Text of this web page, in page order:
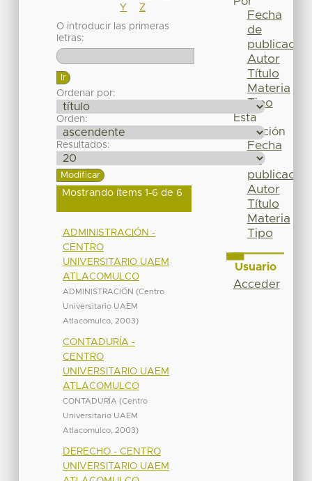
Y
Z
O introducir las primeras
letras:
Ordenar por:
Orden:
Resultados:
Mostrando ítems 1-6 de 6
ADMINISTRACIÓN -
CENTRO
UNIVERSITARIO UAEM
ATLACOMULCO
ADMINISTRACIÓN (Centro
Universitario UAEM
Atlacomulco, 2003)
CONTADURÍA -
CENTRO
UNIVERSITARIO UAEM
ATLACOMULCO
CONTADURÍA (Centro
Universitario UAEM
Atlacomulco, 2003)
DERECHO - CENTRO
UNIVERSITARIO UAEM
Fecha
de
publicación
Autor
Título
Materia
Tipo
Esta
colección
Fecha
de
publicación
Autor
Título
Materia
Tipo
Usuario
Acceder